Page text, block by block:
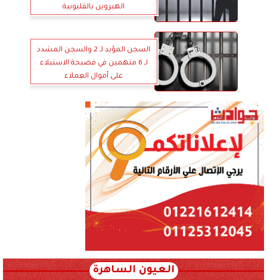
الهيروين بالقليوبية
السجن المؤبد لـ 2 والسجن المشدد
لـ 6 متهمين في فضيحة الاستيلاء
على أموال العملاء
العيون الساهرة